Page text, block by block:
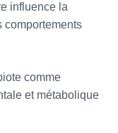
influence la
comportements
comme
et métabolique